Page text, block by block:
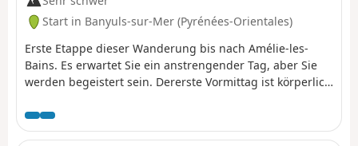
Start in Banyuls-sur-Mer (Pyrénées-Orientales)
Erste Etappe dieser Wanderung bis nach Amélie-les-
Bains. Es erwartet Sie ein anstrengender Tag, aber Sie
werden begeistert sein. Dererste Vormittag ist körperlich
überwinden auf einmal 1000 Höhenmeter. Der Rest des
Tages ist ruhiger, da Sie sich auf dem Kamm befinden.